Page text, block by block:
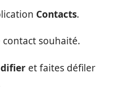
Contacts.
contact souhaité.
et faites défiler